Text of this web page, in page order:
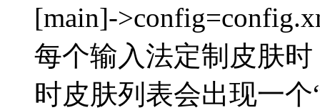
[main]-
每个输入法定制皮肤
时皮肤列表会出现一